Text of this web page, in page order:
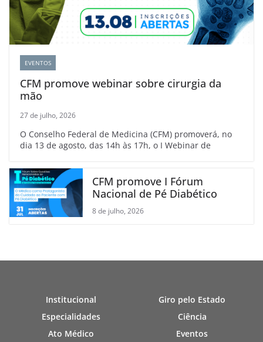
EVENTOS
CFM promove webinar sobre cirurgia da
mão
27 de julho, 2026
O Conselho Federal de Medicina (CFM) promoverá, no
dia 13 de agosto, das 14h às 17h, o I Webinar de
CFM promove I Fórum
Nacional de Pé Diabético
8 de julho, 2026
Institucional
Especialidades
Ato Médico
Giro pelo Estado
Ciência
Eventos